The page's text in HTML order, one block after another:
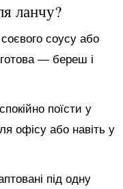
ланчу?
соусу або
готова — береш і
поїсти у
офісу або навіть у
під одну